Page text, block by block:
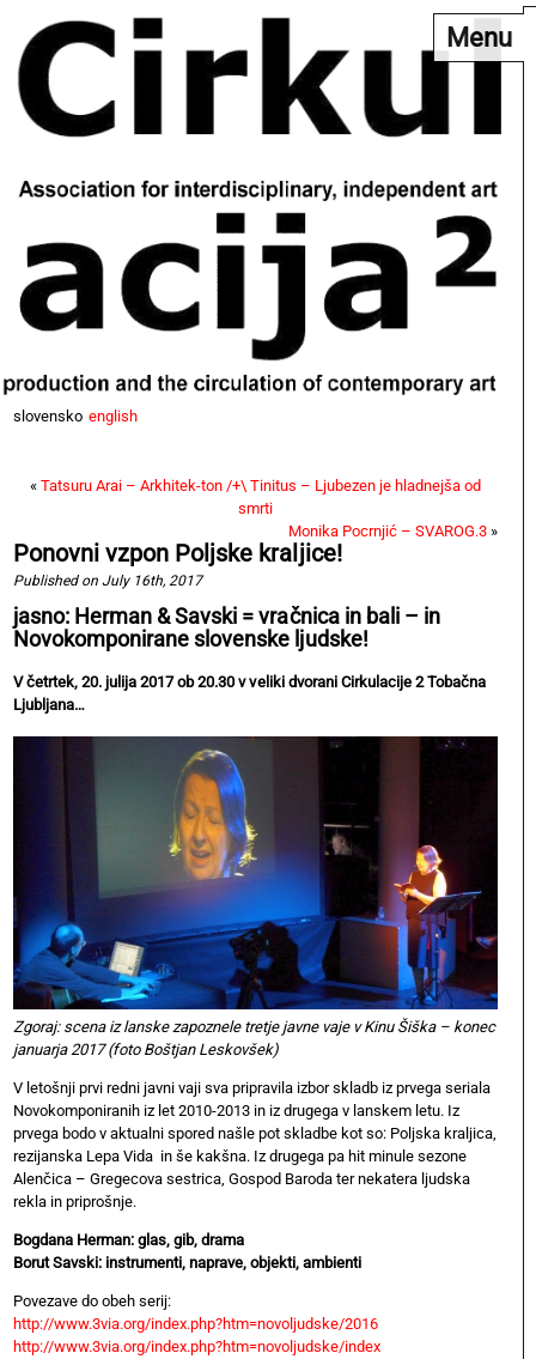
slovensko english
Menu
« Tatsuru Arai – Arkhitek-ton /+\ Tinitus – Ljubezen je hladnejša od
smrti
Monika Pocrnjić – SVAROG.3 »
Ponovni vzpon Poljske kraljice!
Published on July 16th, 2017
jasno: Herman & Savski = vračnica in bali – in
Novokomponirane slovenske ljudske!
V četrtek, 20. julija 2017 ob 20.30 v veliki dvorani Cirkulacije 2 Tobačna
Ljubljana…
Zgoraj: scena iz lanske zapoznele tretje javne vaje v Kinu Šiška – konec
januarja 2017 (foto Boštjan Leskovšek)
V letošnji prvi redni javni vaji sva pripravila izbor skladb iz prvega seriala
Novokomponiranih iz let 2010-2013 in iz drugega v lanskem letu. Iz
prvega bodo v aktualni spored našle pot skladbe kot so: Poljska kraljica,
rezijanska Lepa Vida in še kakšna. Iz drugega pa hit minule sezone
Alenčica – Gregecova sestrica, Gospod Baroda ter nekatera ljudska
rekla in priprošnje.
Bogdana Herman: glas, gib, drama
Borut Savski: instrumenti, naprave, objekti, ambienti
Povezave do obeh serij:
http://www.3via.org/index.php?htm=novoljudske/2016
http://www.3via.org/index.php?htm=novoljudske/index